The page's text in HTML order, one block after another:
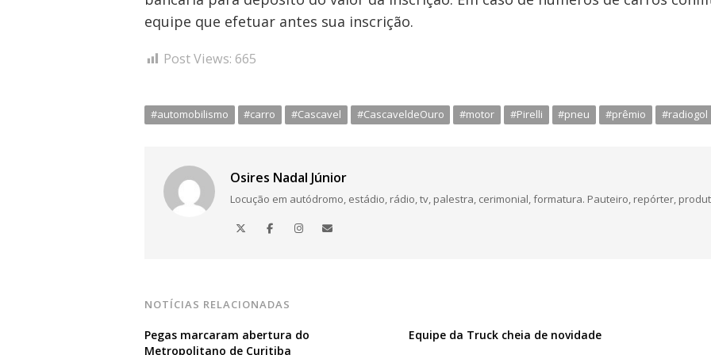
equipe que efetuar antes sua inscrição.
Post Views: 665
#automobilismo #carro #Cascavel #CascaveldeOuro #motor #Pirelli #pneu #prêmio #radiogol
Osires Nadal Júnior
Locução em autódromo, estádio, rádio, tv, palestra, cerimonial, formatura. Pauteiro, repórter,
NOTÍCIAS RELACIONADAS
Pegas marcaram abertura do
Metropolitano de Curitiba
Equipe da Truck cheia de novidade